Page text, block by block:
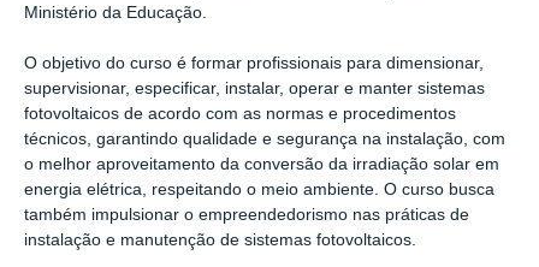
Ministério da Educação.
O objetivo do curso é formar profissionais para dimensionar,
supervisionar, especificar, instalar, operar e manter sistemas
fotovoltaicos de acordo com as normas e procedimentos
técnicos, garantindo qualidade e segurança na instalação, com
o melhor aproveitamento da conversão da irradiação solar em
energia elétrica, respeitando o meio ambiente. O curso busca
também impulsionar o empreendedorismo nas práticas de
instalação e manutenção de sistemas fotovoltaicos.